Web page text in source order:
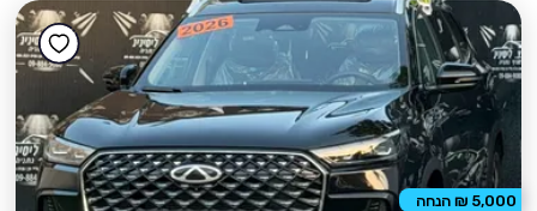
5,000 ₪ הנחה